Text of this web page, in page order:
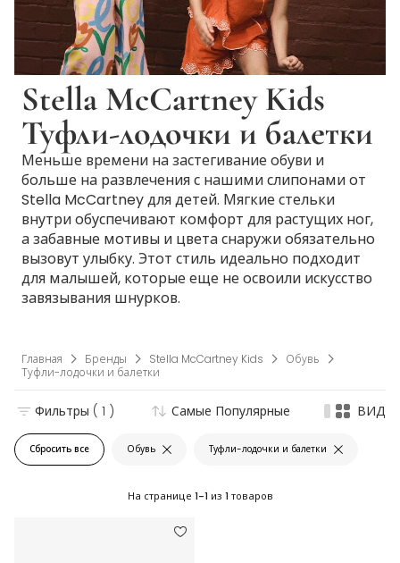
Stella McCartney Kids
Туфли-лодочки и балетки
Меньше времени на застегивание обуви и
больше на развлечения с нашими слипонами от
Stella McCartney для детей. Мягкие стельки
внутри обуспечивают комфорт для растущих ног,
а забавные мотивы и цвета снаружи обязательно
вызовут улыбку. Этот стиль идеально подходит
для малышей, которые еще не освоили искусство
завязывания шнурков.
Главная Бренды Stella McCartney Kids
Обувь
Туфли-лодочки и балетки
Сбросить все Обувь Туфли-лодочки и балетки
Фильтры ( 1 ) Самые Популярные ВИД
На странице 1-1 из 1 товаров